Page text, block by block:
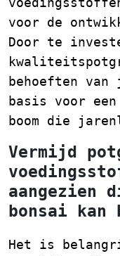
voor de
Door te
behoeften
basis voor
boom die
Vermijd
aangezien
bonsai kan
Het is